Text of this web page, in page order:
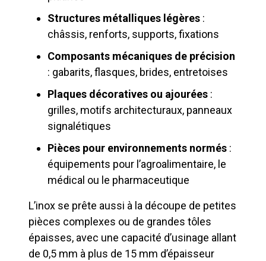
Structures métalliques légères :
châssis, renforts, supports, fixations
Composants mécaniques de précision
: gabarits, flasques, brides, entretoises
Plaques décoratives ou ajourées :
grilles, motifs architecturaux, panneaux
signalétiques
Pièces pour environnements normés :
équipements pour l’agroalimentaire, le
médical ou le pharmaceutique
L’inox se prête aussi à la découpe de petites
pièces complexes ou de grandes tôles
épaisses, avec une capacité d’usinage allant
de 0,5 mm à plus de 15 mm d’épaisseur